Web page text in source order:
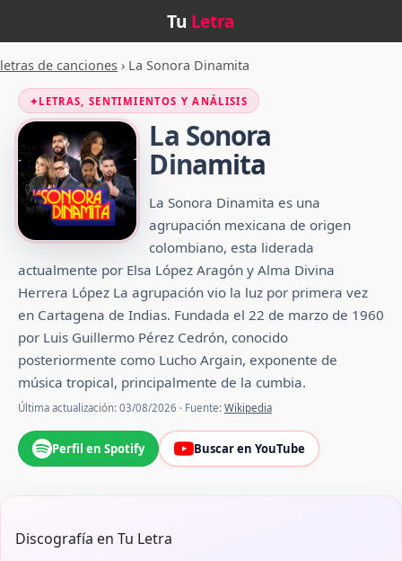
Tu Letra
letras de canciones › La Sonora Dinamita
✦LETRAS, SENTIMIENTOS Y ANÁLISIS
La Sonora
Dinamita
La Sonora Dinamita es una
agrupación mexicana de origen
colombiano, esta liderada
actualmente por Elsa López Aragón y Alma Divina
Herrera López La agrupación vio la luz por primera vez
en Cartagena de Indias. Fundada el 22 de marzo de 1960
por Luis Guillermo Pérez Cedrón, conocido
posteriormente como Lucho Argain, exponente de
música tropical, principalmente de la cumbia.
Última actualización: 03/08/2026 · Fuente: Wikipedia
Perfil en Spotify Buscar en YouTube
Discografía en Tu Letra